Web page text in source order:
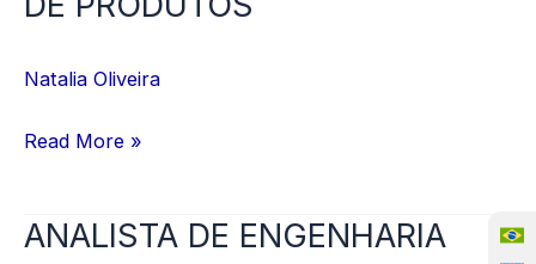
Natalia Oliveira
DE
Read More »
ANALISTA DE ENGENHARIA
ANALISTA